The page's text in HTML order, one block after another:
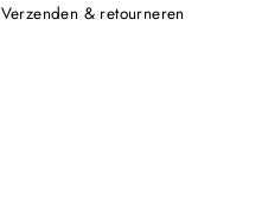
Verzenden & retourneren